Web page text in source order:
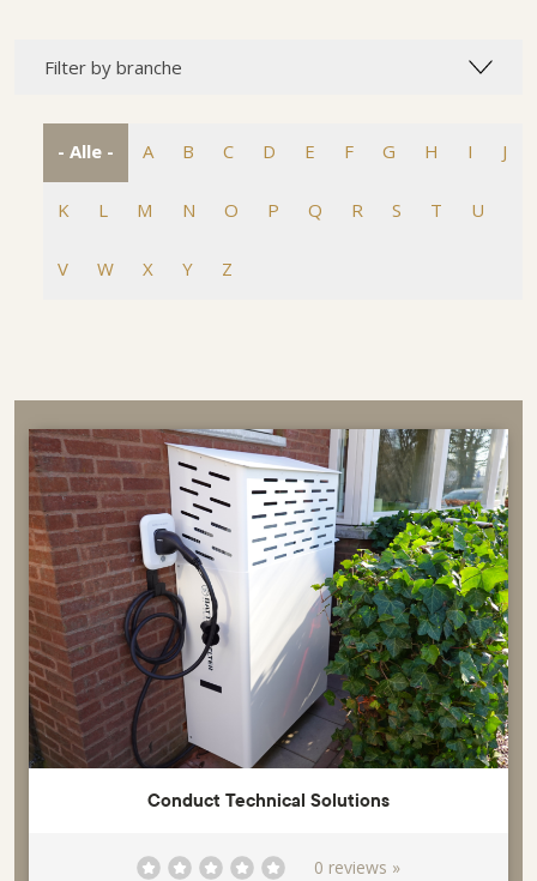
Filter by branche
- Alle - A B C D E F G H I J
K L M N O P Q R S T U
V W X Y Z
Conduct Technical Solutions
0 reviews »